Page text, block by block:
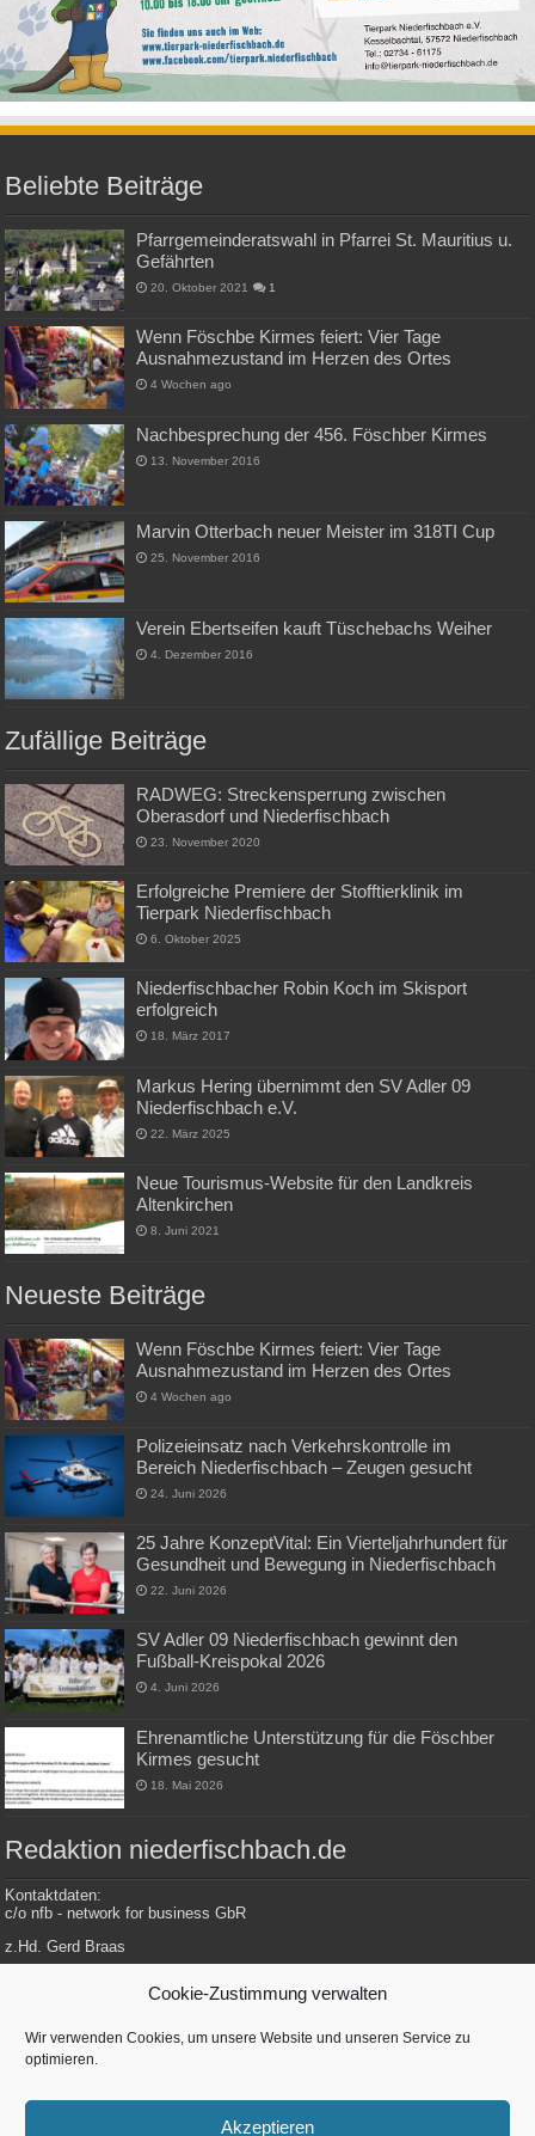
Cookie-Zustimmung verwalten
Wir verwenden Cookies, um unsere Website und unseren Service zu
optimieren.
Akzeptieren
Beliebte Beiträge
Pfarrgemeinderatswahl in Pfarrei St. Mauritius u.
Gefährten
20. Oktober 2021 1
Wenn Föschbe Kirmes feiert: Vier Tage
Ausnahmezustand im Herzen des Ortes
4 Wochen ago
Nachbesprechung der 456. Föschber Kirmes
13. November 2016
Marvin Otterbach neuer Meister im 318TI Cup
25. November 2016
Verein Ebertseifen kauft Tüschebachs Weiher
4. Dezember 2016
Zufällige Beiträge
RADWEG: Streckensperrung zwischen
Oberasdorf und Niederfischbach
23. November 2020
Erfolgreiche Premiere der Stofftierklinik im
Tierpark Niederfischbach
6. Oktober 2025
Niederfischbacher Robin Koch im Skisport
erfolgreich
18. März 2017
Markus Hering übernimmt den SV Adler 09
Niederfischbach e.V.
22. März 2025
Neue Tourismus-Website für den Landkreis
Altenkirchen
8. Juni 2021
Neueste Beiträge
Wenn Föschbe Kirmes feiert: Vier Tage
Ausnahmezustand im Herzen des Ortes
4 Wochen ago
Polizeieinsatz nach Verkehrskontrolle im
Bereich Niederfischbach – Zeugen gesucht
24. Juni 2026
25 Jahre KonzeptVital: Ein Vierteljahrhundert für
Gesundheit und Bewegung in Niederfischbach
22. Juni 2026
SV Adler 09 Niederfischbach gewinnt den
Fußball-Kreispokal 2026
4. Juni 2026
Ehrenamtliche Unterstützung für die Föschber
Kirmes gesucht
18. Mai 2026
Redaktion niederfischbach.de
Kontaktdaten:
c/o nfb - network for business GbR
z.Hd. Gerd Braas
Tel.: 0 27 34 / 479 112